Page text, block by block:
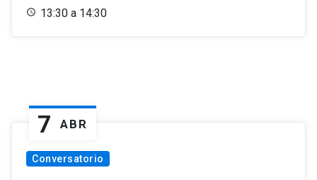
13:30 a 14:30
7 ABR
Conversatorio